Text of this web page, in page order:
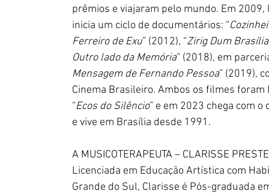
prêmios e viajaram pelo mundo. Em 2009,
inicia um ciclo de documentários: “
Ferreiro de Exu” (2012), “Zirig Dum
Outro lado da Memória” (2018), em
Mensagem de Fernando Pessoa” (2019),
Cinema Brasileiro. Ambos os filmes
“Ecos do Silêncio” e em 2023 chega com o
e vive em Brasília desde 1991.
A MUSICOTERAPEUTA – CLARISSE
Licenciada em Educação Artística com
Grande do Sul, Clarisse é Pós-graduada